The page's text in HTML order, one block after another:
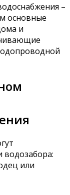
–
основные
и
водозабора:
или